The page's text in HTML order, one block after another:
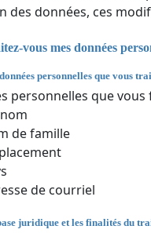
des données, ces
vous mes données
personnelles que vous
personnelles que vous
de famille
de courriel
juridique et les finalités du